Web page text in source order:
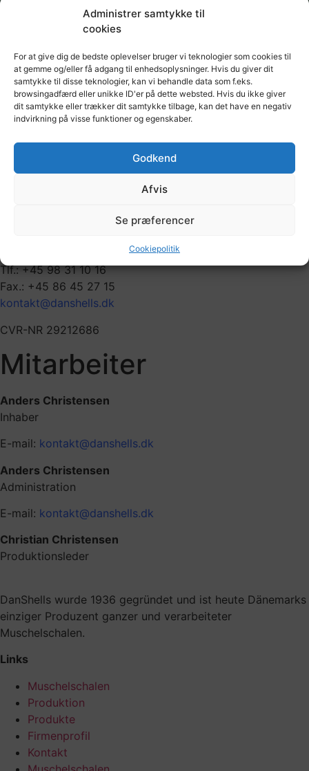
Administrer samtykke til
cookies
For at give dig de bedste oplevelser bruger vi teknologier som cookies til
at gemme og/eller få adgang til enhedsoplysninger. Hvis du giver dit
samtykke til disse teknologier, kan vi behandle data som f.eks.
browsingadfærd eller unikke ID'er på dette websted. Hvis du ikke giver
dit samtykke eller trækker dit samtykke tilbage, kan det have en negativ
indvirkning på visse funktioner og egenskaber.
Godkend
Afvis
Se præferencer
Cookiepolitik
Kontakt
benötigen, Fragen oder Ähnliches haben, können Sie sich
gern an die hierunter genannten Ansprechpartner wenden.
Egense, DK-9280 Storvorde
Tlf.: +45 98 31 10 16
Fax.: +45 86 45 27 15
kontakt@danshells.dk
CVR-NR 29212686
Mitarbeiter
Anders Christensen
Inhaber
E-mail: kontakt@danshells.dk
Anders Christensen
Administration
E-mail: kontakt@danshells.dk
Christian Christensen
Produktionsleder
DanShells wurde 1936 gegründet und ist heute Dänemarks
einziger Produzent ganzer und verarbeiteter
Muschelschalen.
Links
Muschelschalen
Produktion
Produkte
Firmenprofil
Kontakt